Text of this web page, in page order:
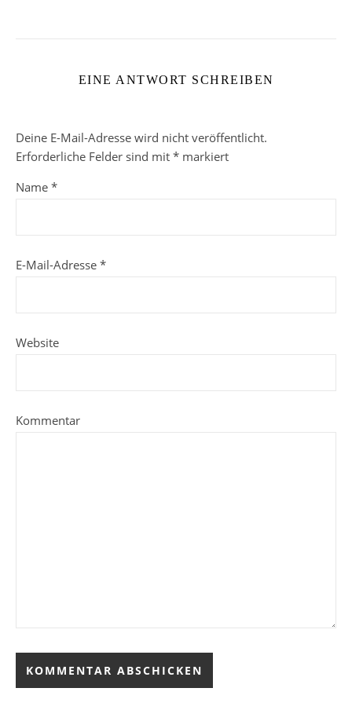
EINE ANTWORT SCHREIBEN
Deine E-Mail-Adresse wird nicht veröffentlicht.
Erforderliche Felder sind mit * markiert
Name *
E-Mail-Adresse *
Website
Kommentar